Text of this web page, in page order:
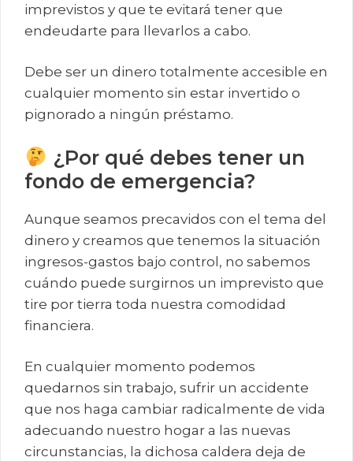
imprevistos y que te evitará tener que
endeudarte para llevarlos a cabo.
Debe ser un dinero totalmente accesible en
cualquier momento sin estar invertido o
pignorado a ningún préstamo.
¿Por qué debes tener un
fondo de emergencia?
Aunque seamos precavidos con el tema del
dinero y creamos que tenemos la situación
ingresos-gastos bajo control, no sabemos
cuándo puede surgirnos un imprevisto que
tire por tierra toda nuestra comodidad
financiera.
En cualquier momento podemos
quedarnos sin trabajo, sufrir un accidente
que nos haga cambiar radicalmente de vida
adecuando nuestro hogar a las nuevas
circunstancias, la dichosa caldera deja de